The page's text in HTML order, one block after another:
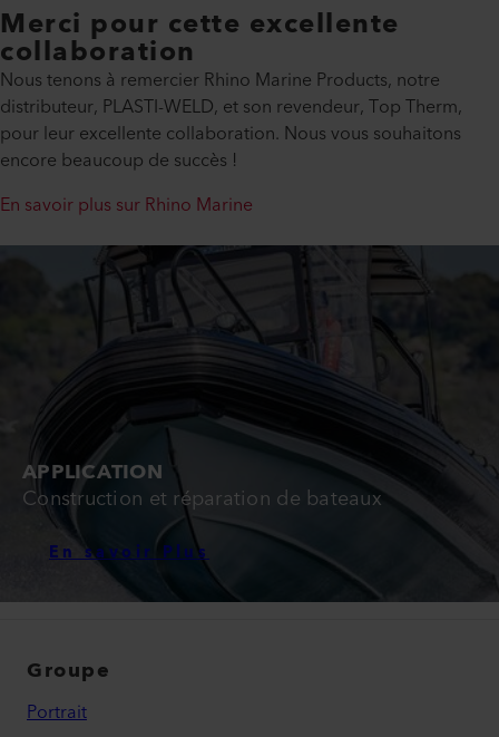
Merci pour cette excellente
collaboration
Nous tenons à remercier Rhino Marine Products, notre
distributeur, PLASTI-WELD, et son revendeur, Top Therm,
pour leur excellente collaboration. Nous vous souhaitons
encore beaucoup de succès !
En savoir plus sur Rhino Marine
APPLICATION
Construction et réparation de bateaux
En savoir Plus
Groupe
Portrait